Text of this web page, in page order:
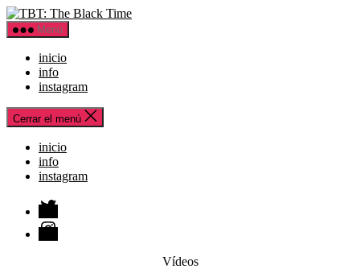
Saltar
al
contenido
TBT:
Menú
inicio
info
instagram
Cerrar el menú
inicio
info
instagram
Twitter
Instagram
Categorías
Vídeos